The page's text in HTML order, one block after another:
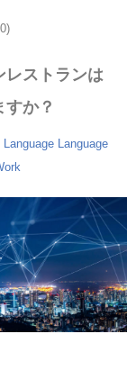
レストランは
か？
Language Language